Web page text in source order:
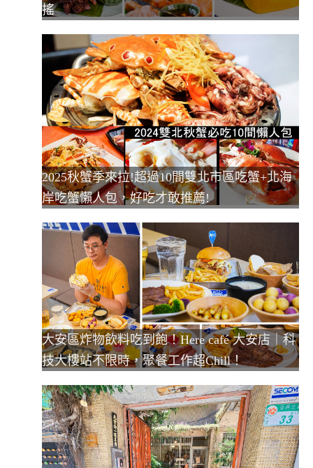
搖
2025秋蟹季來拉!超過10間雙北市區吃蟹+北海
岸吃蟹懶人包，好吃才敢推薦!
大安區炸物飲料吃到飽！Here café 大安店｜科
技大樓站不限時，聚餐工作超Chill！